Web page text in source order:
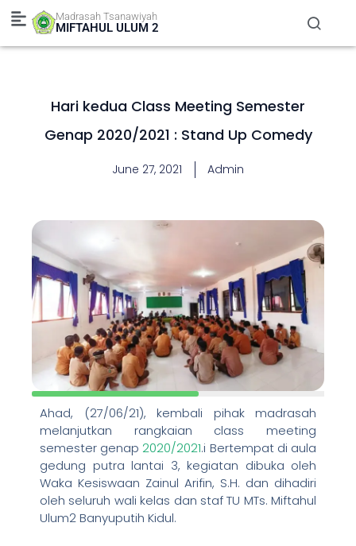
Skip
content
Madrasah Tsanawiyah
MIFTAHUL ULUM 2
Hari kedua Class Meeting Semester
Genap 2020/2021 : Stand Up Comedy
June 27, 2021 Admin
Ahad, (27/06/21), kembali pihak madrasah
melanjutkan rangkaian class meeting
semester genap 2020/2021.i Bertempat di aula
gedung putra lantai 3, kegiatan dibuka oleh
Waka Kesiswaan Zainul Arifin, S.H. dan dihadiri
oleh seluruh wali kelas dan staf TU MTs. Miftahul
Ulum2 Banyuputih Kidul.